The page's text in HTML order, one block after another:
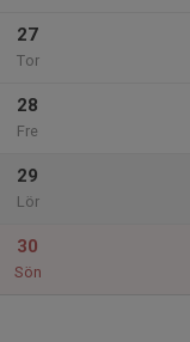
27
Tor
28
Fre
29
Lör
30
Sön